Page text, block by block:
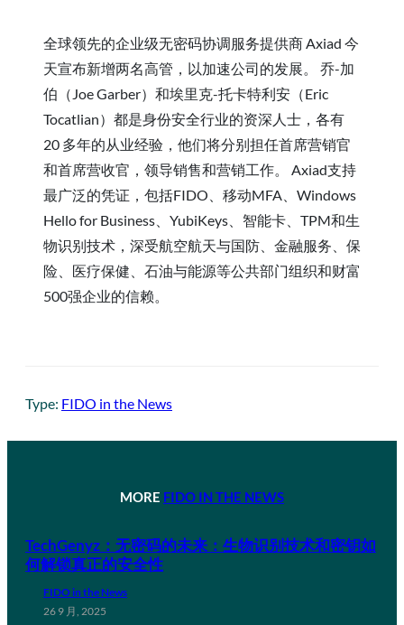
全球领先的企业级无密码协调服务提供商 Axiad 今
天宣布新增两名高管，以加速公司的发展。 乔-加
伯（Joe Garber）和埃里克-托卡特利安（Eric
Tocatlian）都是身份安全行业的资深人士，各有
20 多年的从业经验，他们将分别担任首席营销官
和首席营收官，领导销售和营销工作。 Axiad支持
最广泛的凭证，包括FIDO、移动MFA、Windows
Hello for Business、YubiKeys、智能卡、TPM和生
物识别技术，深受航空航天与国防、金融服务、保
险、医疗保健、石油与能源等公共部门组织和财富
500强企业的信赖。
Type: FIDO in the News
MORE FIDO IN THE NEWS
TechGenyz：无密码的未来：生物识别技术和密钥如
何解锁真正的安全性
FIDO in the News
26 9 月, 2025